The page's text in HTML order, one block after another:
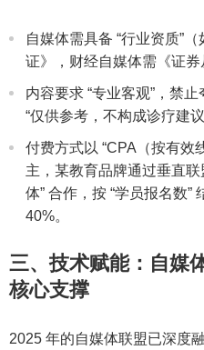
自媒体需具备 “行业资质”
证》，财经自媒体需《证券
内容要求 “专业客观”，禁
“仅供参考，不构成诊疗建议
付费方式以 “CPA（按有效
主，某教育品牌通过垂直
体” 合作，按 “学员报名数
40%。
三、技术赋能：自媒
核心支撑
2025 年的自媒体联盟已深度